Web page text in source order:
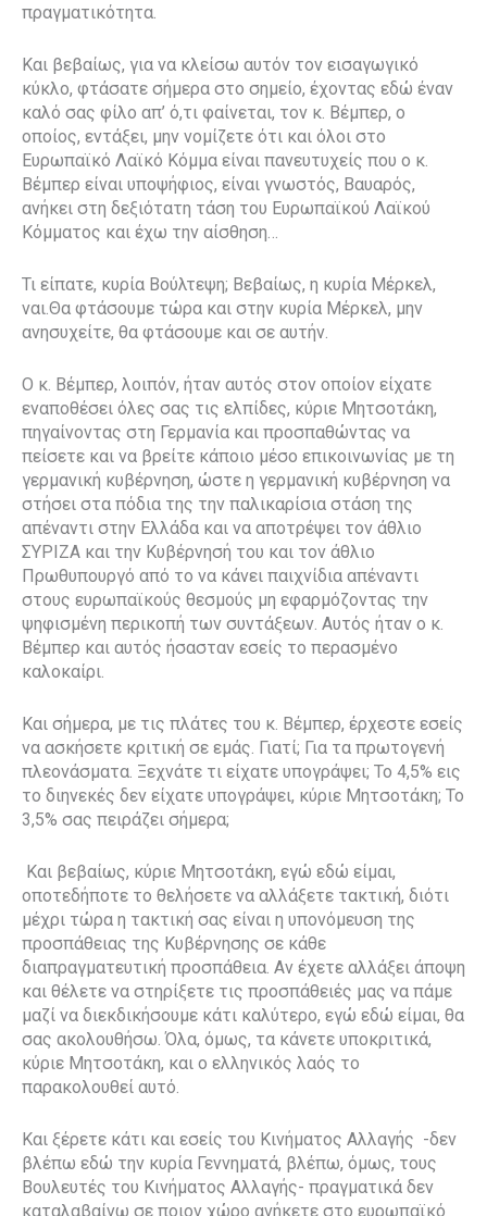
πραγματικότητα.
Και βεβαίως, για να κλείσω αυτόν τον εισαγωγικό
κύκλο, φτάσατε σήμερα στο σημείο, έχοντας εδώ έναν
καλό σας φίλο απ’ ό,τι φαίνεται, τον κ. Βέμπερ, ο
οποίος, εντάξει, μην νομίζετε ότι και όλοι στο
Ευρωπαϊκό Λαϊκό Κόμμα είναι πανευτυχείς που ο κ.
Βέμπερ είναι υποψήφιος, είναι γνωστός, Βαυαρός,
ανήκει στη δεξιότατη τάση του Ευρωπαϊκού Λαϊκού
Κόμματος και έχω την αίσθηση…
Τι είπατε, κυρία Βούλτεψη; Βεβαίως, η κυρία Μέρκελ,
ναι.Θα φτάσουμε τώρα και στην κυρία Μέρκελ, μην
ανησυχείτε, θα φτάσουμε και σε αυτήν.
Ο κ. Βέμπερ, λοιπόν, ήταν αυτός στον οποίον είχατε
εναποθέσει όλες σας τις ελπίδες, κύριε Μητσοτάκη,
πηγαίνοντας στη Γερμανία και προσπαθώντας να
πείσετε και να βρείτε κάποιο μέσο επικοινωνίας με τη
γερμανική κυβέρνηση, ώστε η γερμανική κυβέρνηση να
στήσει στα πόδια της την παλικαρίσια στάση της
απέναντι στην Ελλάδα και να αποτρέψει τον άθλιο
ΣΥΡΙΖΑ και την Κυβέρνησή του και τον άθλιο
Πρωθυπουργό από το να κάνει παιχνίδια απέναντι
στους ευρωπαϊκούς θεσμούς μη εφαρμόζοντας την
ψηφισμένη περικοπή των συντάξεων. Αυτός ήταν ο κ.
Βέμπερ και αυτός ήσασταν εσείς το περασμένο
καλοκαίρι.
Και σήμερα, με τις πλάτες του κ. Βέμπερ, έρχεστε εσείς
να ασκήσετε κριτική σε εμάς. Γιατί; Για τα πρωτογενή
πλεονάσματα. Ξεχνάτε τι είχατε υπογράψει; Το 4,5% εις
το διηνεκές δεν είχατε υπογράψει, κύριε Μητσοτάκη; Το
3,5% σας πειράζει σήμερα;
Και βεβαίως, κύριε Μητσοτάκη, εγώ εδώ είμαι,
οποτεδήποτε το θελήσετε να αλλάξετε τακτική, διότι
μέχρι τώρα η τακτική σας είναι η υπονόμευση της
προσπάθειας της Κυβέρνησης σε κάθε
διαπραγματευτική προσπάθεια. Αν έχετε αλλάξει άποψη
και θέλετε να στηρίξετε τις προσπάθειές μας να πάμε
μαζί να διεκδικήσουμε κάτι καλύτερο, εγώ εδώ είμαι, θα
σας ακολουθήσω. Όλα, όμως, τα κάνετε υποκριτικά,
κύριε Μητσοτάκη, και ο ελληνικός λαός το
παρακολουθεί αυτό.
Και ξέρετε κάτι και εσείς του Κινήματος Αλλαγής -δεν
βλέπω εδώ την κυρία Γεννηματά, βλέπω, όμως, τους
Βουλευτές του Κινήματος Αλλαγής- πραγματικά δεν
καταλαβαίνω σε ποιον χώρο ανήκετε στο ευρωπαϊκό